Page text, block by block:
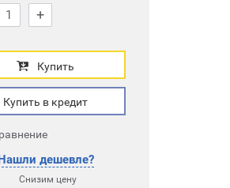
+
Купить
Купить в кредит
дешевле?
Снизим цену